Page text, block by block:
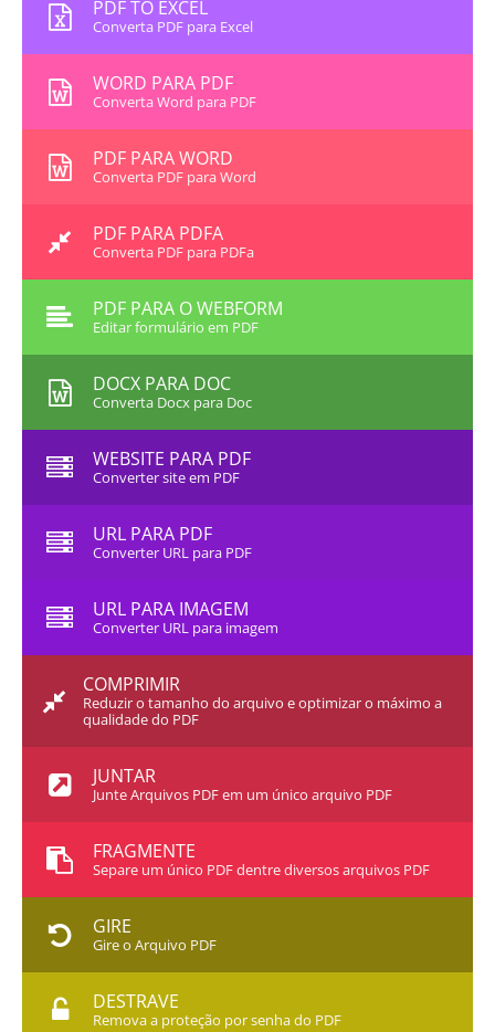
PDF TO EXCEL
Converta PDF para Excel
WORD PARA PDF
Converta Word para PDF
PDF PARA WORD
Converta PDF para Word
PDF PARA PDFA
Converta PDF para PDFa
PDF PARA O WEBFORM
Editar formulário em PDF
DOCX PARA DOC
Converta Docx para Doc
WEBSITE PARA PDF
Converter site em PDF
URL PARA PDF
Converter URL para PDF
URL PARA IMAGEM
Converter URL para imagem
COMPRIMIR
Reduzir o tamanho do arquivo e optimizar o máximo a
qualidade do PDF
JUNTAR
Junte Arquivos PDF em um único arquivo PDF
FRAGMENTE
Separe um único PDF dentre diversos arquivos PDF
GIRE
Gire o Arquivo PDF
DESTRAVE
Remova a proteção por senha do PDF